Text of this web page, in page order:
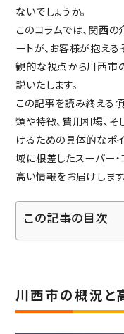
ないでしょうか。
このコラムでは、関西
ートが、お客様が抱え
観的な視点から川西市
説いたします。
この記事を読み終える
類や特徴、費用相場、
けるための具体的なポ
域に根差したスーパー
高い情報をお届けします
この記事の目次
川西市の概況と